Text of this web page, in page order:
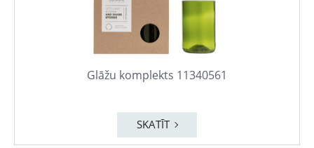
Glāžu komplekts 11340561
SKATĪT